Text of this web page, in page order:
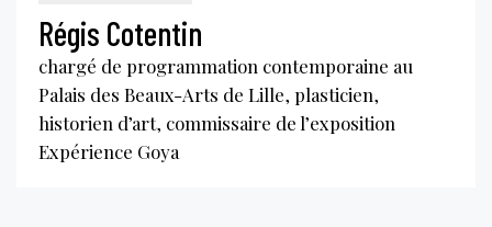
Régis Cotentin
chargé de programmation contemporaine au
Palais des Beaux-Arts de Lille, plasticien,
historien d’art, commissaire de l’exposition
Expérience Goya